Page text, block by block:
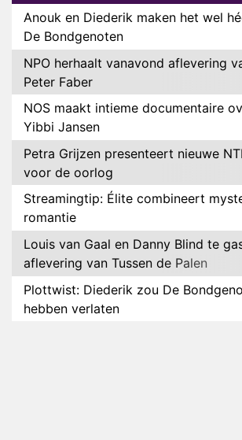
Anouk en Diederik maken het wel
De Bondgenoten
NPO herhaalt vanavond aflevering
Peter Faber
NOS maakt intieme documentaire
Yibbi Jansen
Petra Grijzen presenteert nieuwe
voor de oorlog
Streamingtip: Élite combineert
romantie
Louis van Gaal en Danny Blind te
aflevering van Tussen de Palen
Plottwist: Diederik zou De
hebben verlaten